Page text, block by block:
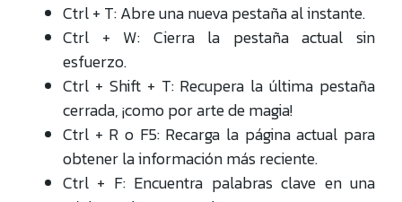
Ctrl + T: Abre una nueva pestaña al instante.
Ctrl + W: Cierra la pestaña actual sin
esfuerzo.
Ctrl + Shift + T: Recupera la última pestaña
cerrada, ¡como por arte de magia!
Ctrl + R o F5: Recarga la página actual para
obtener la información más reciente.
Ctrl + F: Encuentra palabras clave en una